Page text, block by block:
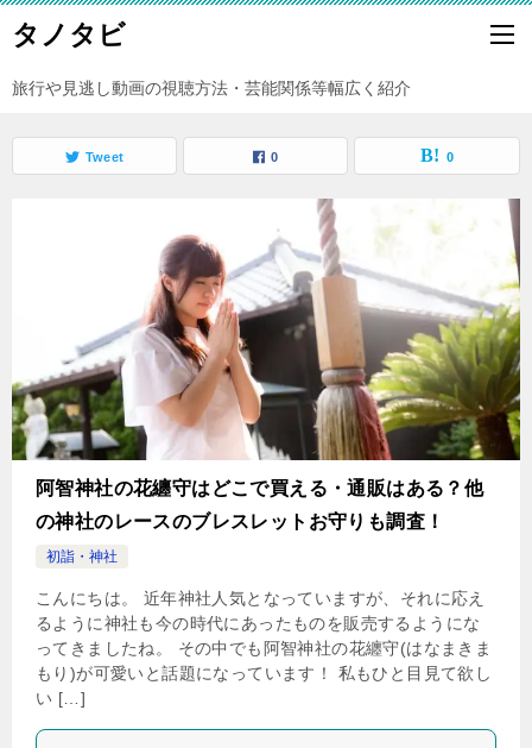
タノタビ
旅行や見逃し動画の視聴方法・芸能関係等幅広く紹介
Tweet 0 0
阿智神社の花纏守はどこで買える・通販はある？他
の神社のレースのブレスレットお守りも調査！
初詣・神社
こんにちは。 近年神社人気となっていますが、それに応え
るように神社も今の時代にあったものを販売するようにな
ってきましたね。 その中でも阿智神社の花纏守(はなまきま
もり)が可愛いと話題になっています！ 私もひと目見て欲し
い […]